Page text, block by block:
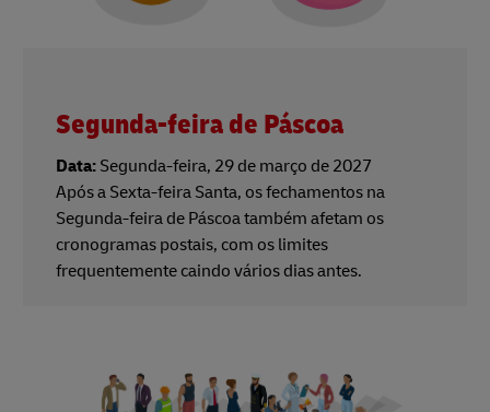
Segunda-feira de Páscoa
Data: Segunda-feira, 29 de março de 2027
Após a Sexta-feira Santa, os fechamentos na
Segunda-feira de Páscoa também afetam os
cronogramas postais, com os limites
frequentemente caindo vários dias antes.